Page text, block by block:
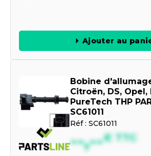
Ajouter au
Bobine
Citroën, DS, Opel,
PureTech THP
SC61011
Réf : SC61011
--,--€ TTC